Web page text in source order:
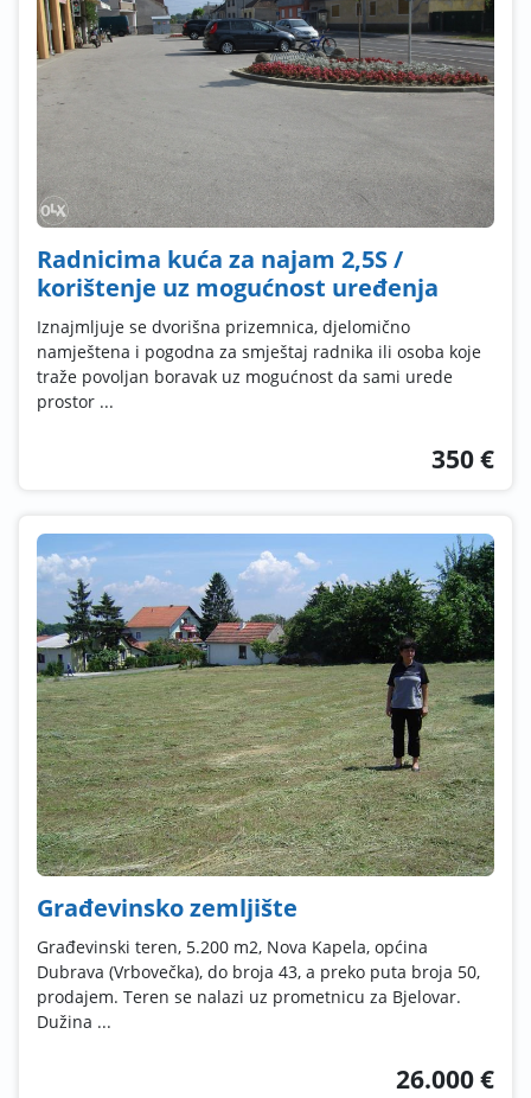
Radnicima kuća za najam 2,5S /
korištenje uz mogućnost uređenja
Iznajmljuje se dvorišna prizemnica, djelomično
namještena i pogodna za smještaj radnika ili osoba koje
traže povoljan boravak uz mogućnost da sami urede
prostor ...
350 €
Građevinsko zemljište
Građevinski teren, 5.200 m2, Nova Kapela, općina
Dubrava (Vrbovečka), do broja 43, a preko puta broja 50,
prodajem. Teren se nalazi uz prometnicu za Bjelovar.
Dužina ...
26.000 €